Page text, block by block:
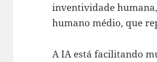
inventividade
humano médio, que
A IA está facilitando